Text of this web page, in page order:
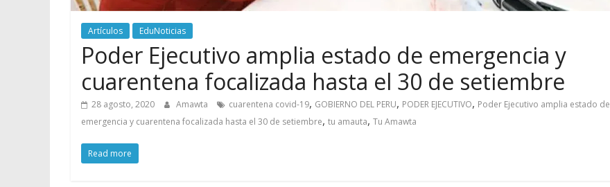
Artículos EduNoticias
Poder Ejecutivo amplia estado de emergencia y
cuarentena focalizada hasta el 30 de setiembre
28 agosto, 2020 Amawta cuarentena covid-19, GOBIERNO DEL PERU, PODER EJECUTIVO, Poder Ejecutivo amplia estado de
emergencia y cuarentena focalizada hasta el 30 de setiembre, tu amauta, Tu Amawta
Read more